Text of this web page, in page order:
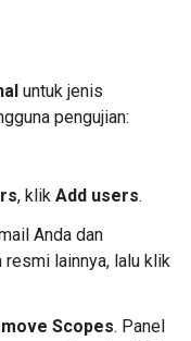
untuk jenis
pengujian:
, klik Add users.
Anda dan
resmi lainnya, lalu klik
Scopes. Panel